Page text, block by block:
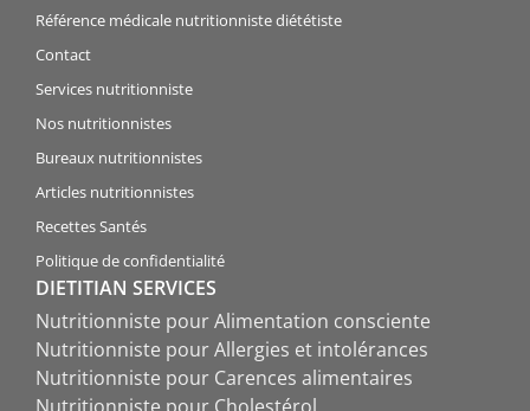
Référence médicale nutritionniste diététiste
Contact
Services nutritionniste
Nos nutritionnistes
Bureaux nutritionnistes
Articles nutritionnistes
Recettes Santés
Politique de confidentialité
DIETITIAN SERVICES
Nutritionniste pour Alimentation consciente
Nutritionniste pour Allergies et intolérances
Nutritionniste pour Carences alimentaires